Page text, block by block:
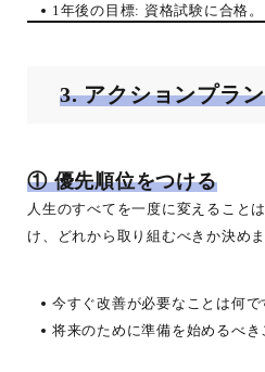
1年後の目標: 資格試験に合格。
3. アクションプラ
① 優先順位をつける
人生のすべてを一度に変えること
け、どれから取り組むべきか決めま
今すぐ改善が必要なことは何で
将来のために準備を始めるべき